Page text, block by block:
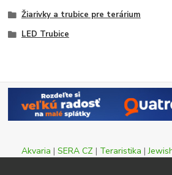
Žiarivky a trubice pre terárium
LED Trubice
Akvaria | SERA CZ | Teraristika |